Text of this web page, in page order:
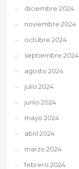
diciembre 2024
noviembre 2024
octubre 2024
septiembre 2024
agosto 2024
julio 2024
junio 2024
mayo 2024
abril 2024
marzo 2024
febrero 2024